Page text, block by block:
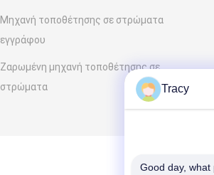
Μηχανή τοποθέτησης σε στρώματα
εγγράφου
Ζαρωμένη μηχανή τοποθέτησης σε
στρώματα
Tracy
Good day,